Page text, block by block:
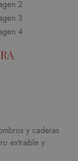
y caderas
extraible y